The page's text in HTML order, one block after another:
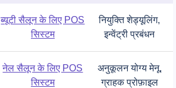
ब्यूटी सैलून के लिए POS
सिस्टम
नियुक्ति शेड्यूलिंग,
इन्वेंट्री प्रबंधन
नेल सैलून के लिए POS
सिस्टम
अनुकूलन योग्य मेनू,
ग्राहक प्रोफ़ाइल